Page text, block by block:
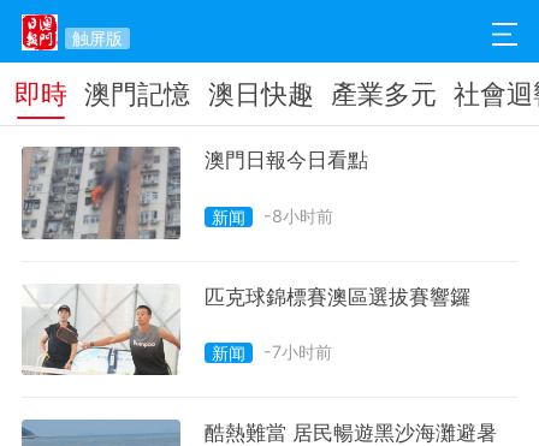
触屏版
即時 澳門記憶 澳日快趣 產業多元 社會迴
澳門日報今日看點
新闻 -8小时前
匹克球錦標賽澳區選拔賽響鑼
新闻 -7小时前
酷熱難當 居民暢遊黑沙海灘避暑